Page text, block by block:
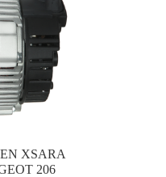
XSARA
206